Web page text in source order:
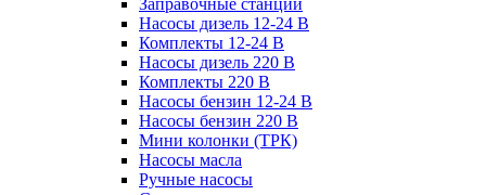
Заправочные станции
Насосы дизель 12-24 В
Комплекты 12-24 В
Насосы дизель 220 В
Комплекты 220 В
Насосы бензин 12-24 В
Насосы бензин 220 В
Мини колонки (ТРК)
Насосы масла
Ручные насосы